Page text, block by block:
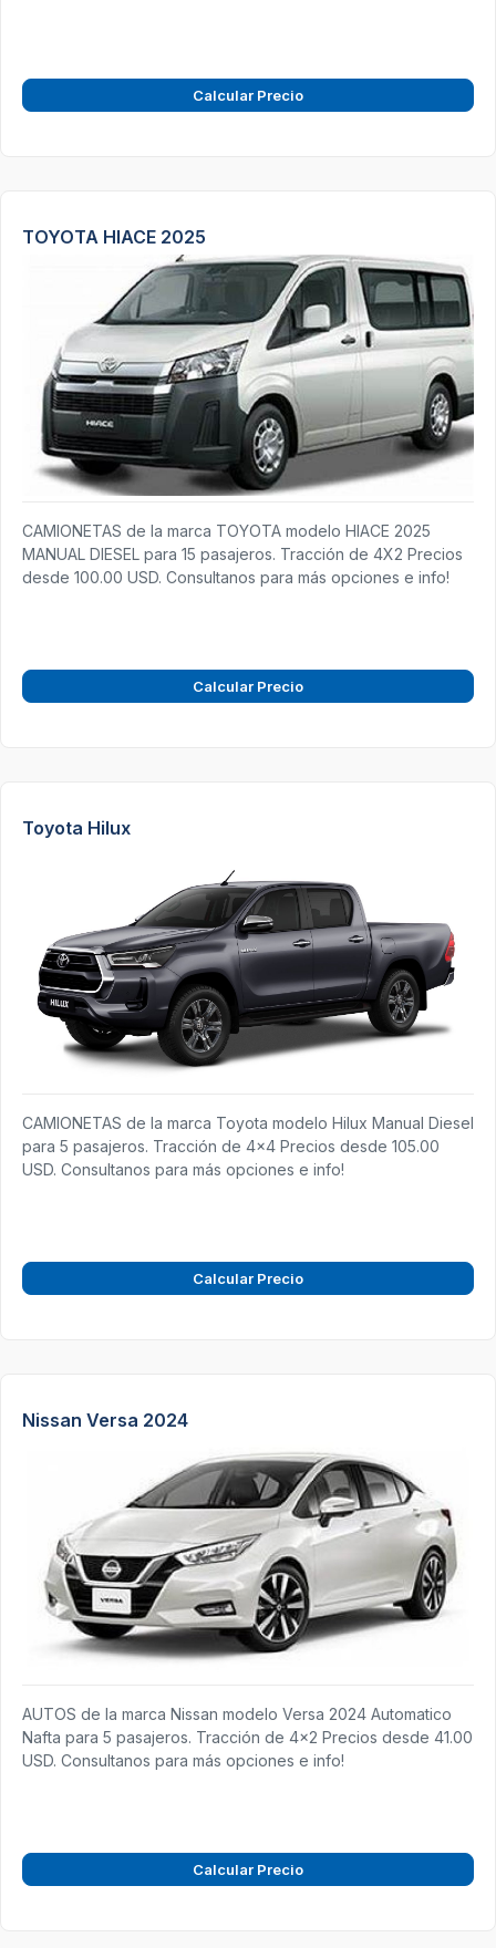
Calcular Precio
TOYOTA HIACE 2025
CAMIONETAS de la marca TOYOTA modelo HIACE 2025
MANUAL DIESEL para 15 pasajeros. Tracción de 4X2 Precios
desde 100.00 USD. Consultanos para más opciones e info!
Calcular Precio
Toyota Hilux
CAMIONETAS de la marca Toyota modelo Hilux Manual Diesel
para 5 pasajeros. Tracción de 4x4 Precios desde 105.00
USD. Consultanos para más opciones e info!
Calcular Precio
Nissan Versa 2024
AUTOS de la marca Nissan modelo Versa 2024 Automatico
Nafta para 5 pasajeros. Tracción de 4x2 Precios desde 41.00
USD. Consultanos para más opciones e info!
Calcular Precio